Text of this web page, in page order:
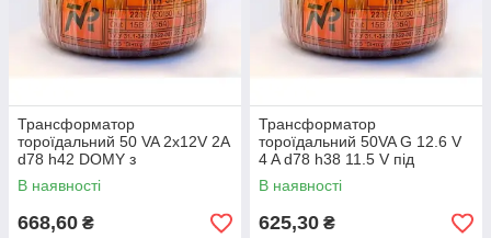
Трансформатор
тороїдальний 50 VA 2х12V 2A
d78 h42 DOMY з
одноразовим
термозапобіжником
В наявності
668,60 ₴
Трансформатор
тороїдальний 50VA G 12.6 V
4 A d78 h38 11.5 V під
навантаженням, для
галогенових ламп із
В наявності
625,30 ₴